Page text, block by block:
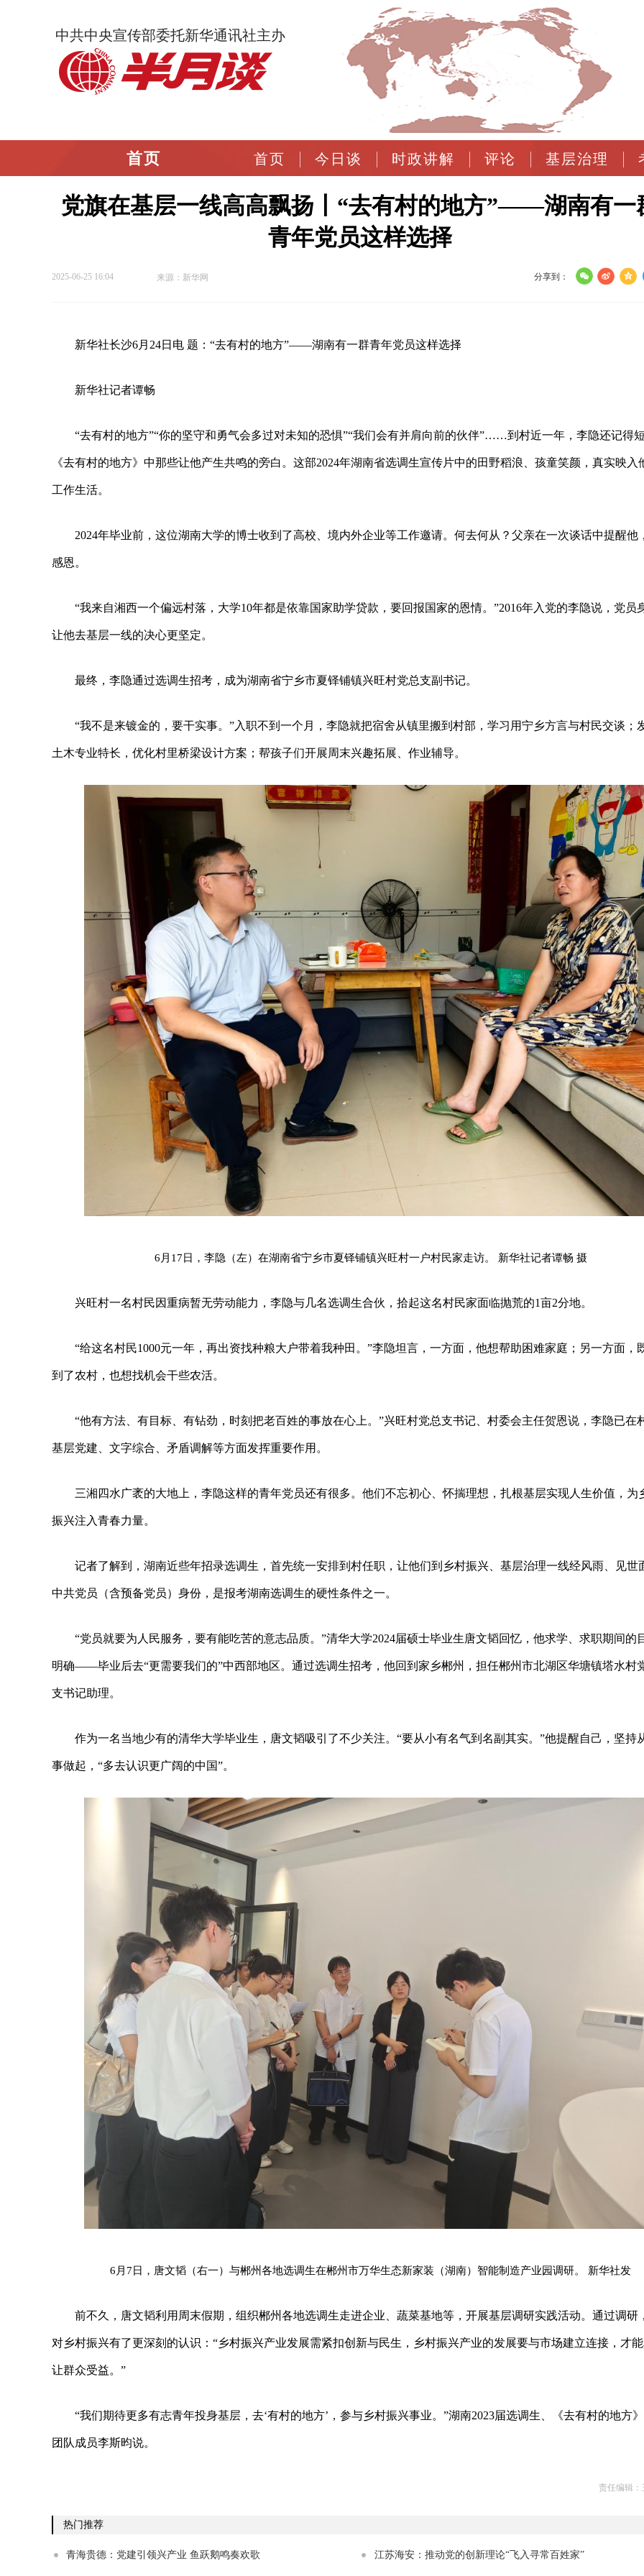
中共中央宣传部委托新华通讯社主办
首页 首页 今日谈 时政讲解 评论 基层治理
党旗在基层一线高高飘扬丨“去有村的地方”——湖南有一
青年党员这样选择
2025-06-25 16:04 来源：新华网 分享到：
新华社长沙6月24日电 题：“去有村的地方”——湖南有一群青年党员这样选择
新华社记者谭畅
“去有村的地方”“你的坚守和勇气会多过对未知的恐惧”“我们会有并肩向前的伙伴”……到村近一年，李隐还记得
《去有村的地方》中那些让他产生共鸣的旁白。这部2024年湖南省选调生宣传片中的田野稻浪、孩童笑颜，真实映入
工作生活。
2024年毕业前，这位湖南大学的博士收到了高校、境内外企业等工作邀请。何去何从？父亲在一次谈话中提醒他
感恩。
“我来自湘西一个偏远村落，大学10年都是依靠国家助学贷款，要回报国家的恩情。”2016年入党的李隐说，党员
让他去基层一线的决心更坚定。
最终，李隐通过选调生招考，成为湖南省宁乡市夏铎铺镇兴旺村党总支副书记。
“我不是来镀金的，要干实事。”入职不到一个月，李隐就把宿舍从镇里搬到村部，学习用宁乡方言与村民交谈；
土木专业特长，优化村里桥梁设计方案；帮孩子们开展周末兴趣拓展、作业辅导。
6月17日，李隐（左）在湖南省宁乡市夏铎铺镇兴旺村一户村民家走访。 新华社记者谭畅 摄
兴旺村一名村民因重病暂无劳动能力，李隐与几名选调生合伙，拾起这名村民家面临抛荒的1亩2分地。
“给这名村民1000元一年，再出资找种粮大户带着我种田。”李隐坦言，一方面，他想帮助困难家庭；另一方面，
到了农村，也想找机会干些农活。
“他有方法、有目标、有钻劲，时刻把老百姓的事放在心上。”兴旺村党总支书记、村委会主任贺恩说，李隐已在
基层党建、文字综合、矛盾调解等方面发挥重要作用。
三湘四水广袤的大地上，李隐这样的青年党员还有很多。他们不忘初心、怀揣理想，扎根基层实现人生价值，为
振兴注入青春力量。
记者了解到，湖南近些年招录选调生，首先统一安排到村任职，让他们到乡村振兴、基层治理一线经风雨、见世
中共党员（含预备党员）身份，是报考湖南选调生的硬性条件之一。
“党员就要为人民服务，要有能吃苦的意志品质。”清华大学2024届硕士毕业生唐文韬回忆，他求学、求职期间的
明确——毕业后去“更需要我们的”中西部地区。通过选调生招考，他回到家乡郴州，担任郴州市北湖区华塘镇塔水村
支书记助理。
作为一名当地少有的清华大学毕业生，唐文韬吸引了不少关注。“要从小有名气到名副其实。”他提醒自己，坚持
事做起，“多去认识更广阔的中国”。
6月7日，唐文韬（右一）与郴州各地选调生在郴州市万华生态新家装（湖南）智能制造产业园调研。 新华社发
前不久，唐文韬利用周末假期，组织郴州各地选调生走进企业、蔬菜基地等，开展基层调研实践活动。通过调研
对乡村振兴有了更深刻的认识：“乡村振兴产业发展需紧扣创新与民生，乡村振兴产业的发展要与市场建立连接，才
让群众受益。”
“我们期待更多有志青年投身基层，去‘有村的地方’，参与乡村振兴事业。”湖南2023届选调生、《去有村的地方》
团队成员李斯昀说。
责任编辑：
热门推荐
青海贵德：党建引领兴产业 鱼跃鹅鸣奏欢歌 江苏海安：推动党的创新理论“飞入寻常百姓家”